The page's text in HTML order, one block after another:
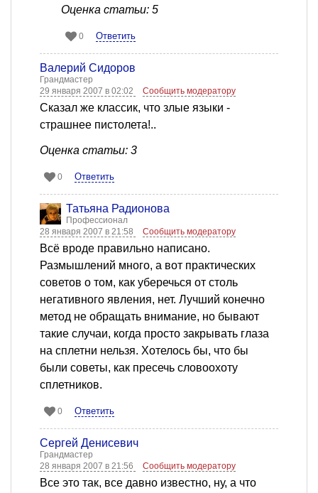
Оценка статьи: 5
0 Ответить
Валерий Сидоров
Грандмастер
29 января 2007 в 02:02
Сообщить модератору
Сказал же классик, что злые языки -
страшнее пистолета!..
Оценка статьи: 3
0 Ответить
Татьяна Радионова
Профессионал
28 января 2007 в 21:58
Сообщить модератору
Всё вроде правильно написано.
Размышлений много, а вот практических
советов о том, как уберечься от столь
негативного явления, нет. Лучший конечно
метод не обращать внимание, но бывают
такие случаи, когда просто закрывать глаза
на сплетни нельзя. Хотелось бы, что бы
были советы, как пресечь словоохоту
сплетников.
0 Ответить
Сергей Денисевич
Грандмастер
28 января 2007 в 21:56
Сообщить модератору
Все это так, все давно известно, ну, а что